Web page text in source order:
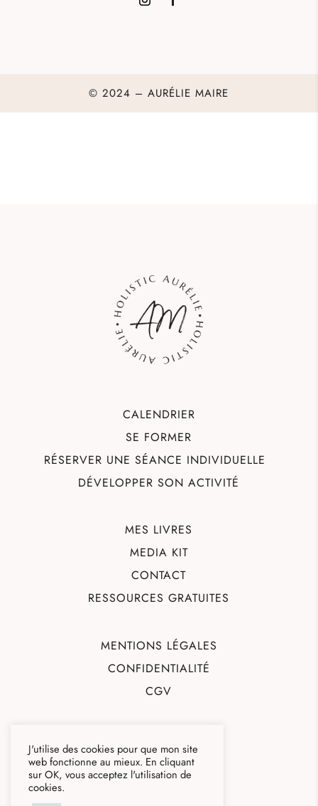
© 2024 – AURÉLIE MAIRE
CALENDRIER
SE FORMER
RÉSERVER UNE SÉANCE INDIVIDUELLE
DÉVELOPPER SON ACTIVITÉ
MES LIVRES
MEDIA KIT
CONTACT
RESSOURCES GRATUITES
MENTIONS LÉGALES
CONFIDENTIALITÉ
CGV
J'utilise des cookies pour que mon site
web fonctionne au mieux. En cliquant
sur OK, vous acceptez l'utilisation de
cookies.